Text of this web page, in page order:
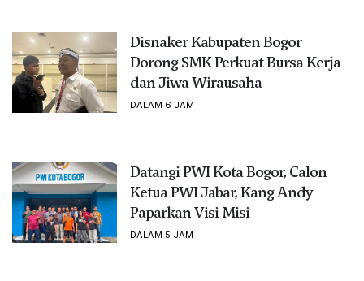
Disnaker Kabupaten Bogor
Dorong SMK Perkuat Bursa Kerja
dan Jiwa Wirausaha
DALAM 6 JAM
Datangi PWI Kota Bogor, Calon
Ketua PWI Jabar, Kang Andy
Paparkan Visi Misi
DALAM 5 JAM